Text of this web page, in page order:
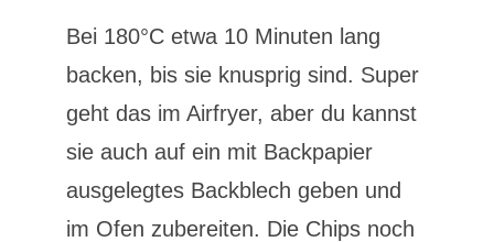
Bei 180°C etwa 10 Minuten lang
backen, bis sie knusprig sind. Super
geht das im Airfryer, aber du kannst
sie auch auf ein mit Backpapier
ausgelegtes Backblech geben und
im Ofen zubereiten. Die Chips noch